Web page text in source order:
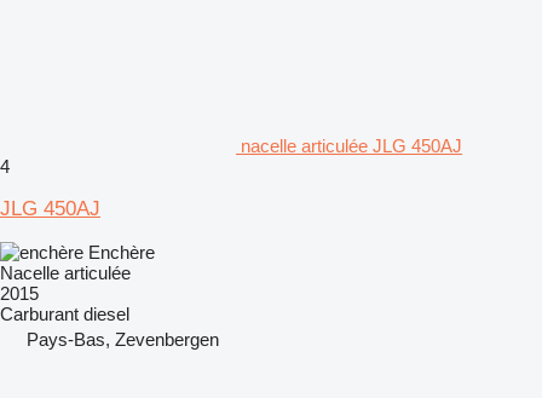
nacelle articulée JLG 450AJ
4
JLG 450AJ
Enchère
Nacelle articulée
2015
Carburant diesel
Pays-Bas, Zevenbergen